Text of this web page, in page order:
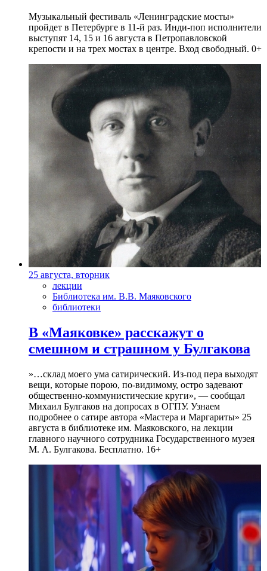
Музыкальный фестиваль «Ленинградские мосты»
пройдет в Петербурге в 11-й раз. Инди-поп исполнители
выступят 14, 15 и 16 августа в Петропавловской
крепости и на трех мостах в центре. Вход свободный. 0+
25 августа, вторник
лекции
Библиотека им. В.В. Маяковского
библиотеки
В «Маяковке» расскажут о
смешном и страшном у Булгакова
»…склад моего ума сатирический. Из-под пера выходят
вещи, которые порою, по-видимому, остро задевают
общественно-коммунистические круги», — сообщал
Михаил Булгаков на допросах в ОГПУ. Узнаем
подробнее о сатире автора «Мастера и Маргариты» 25
августа в библиотеке им. Маяковского, на лекции
главного научного сотрудника Государственного музея
М. А. Булгакова. Бесплатно. 16+